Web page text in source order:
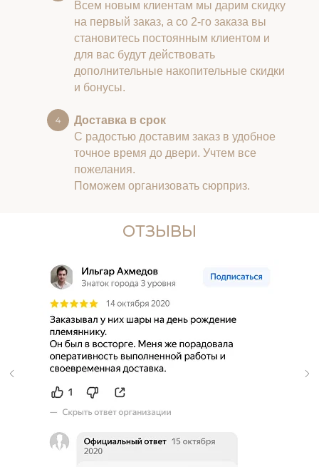
Всем новым клиентам мы дарим скидку
на первый заказ, а со 2-го заказа вы
становитесь постоянным клиентом и
для вас будут действовать
дополнительные накопительные скидки
и бонусы.
Доставка в срок
С радостью доставим заказ в удобное
точное время до двери. Учтем все
пожелания.
Поможем организовать сюрприз.
ОТЗЫВЫ